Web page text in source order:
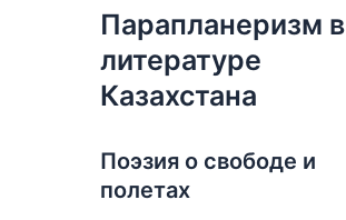
Парапланеризм в
литературе
Казахстана
Поэзия о свободе и
полетах